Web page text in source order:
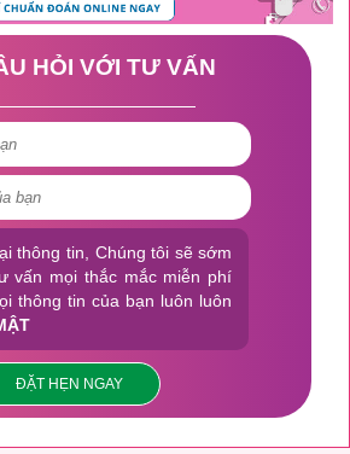
HỎI VỚI TƯ VẤN
thông tin, Chúng tôi sẽ sớm
vấn mọi thắc mắc miễn phí
thông tin của bạn luôn luôn
ĐẶT HẸN NGAY